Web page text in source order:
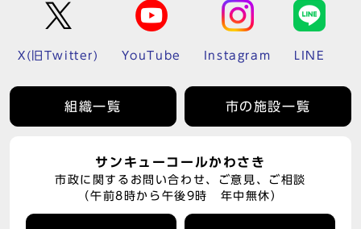
X(旧Twitter) YouTube Instagram LINE
組織一覧 市の施設一覧
サンキューコールかわさき
市政に関するお問い合わせ、ご意見、ご相談
（午前8時から午後9時 年中無休）